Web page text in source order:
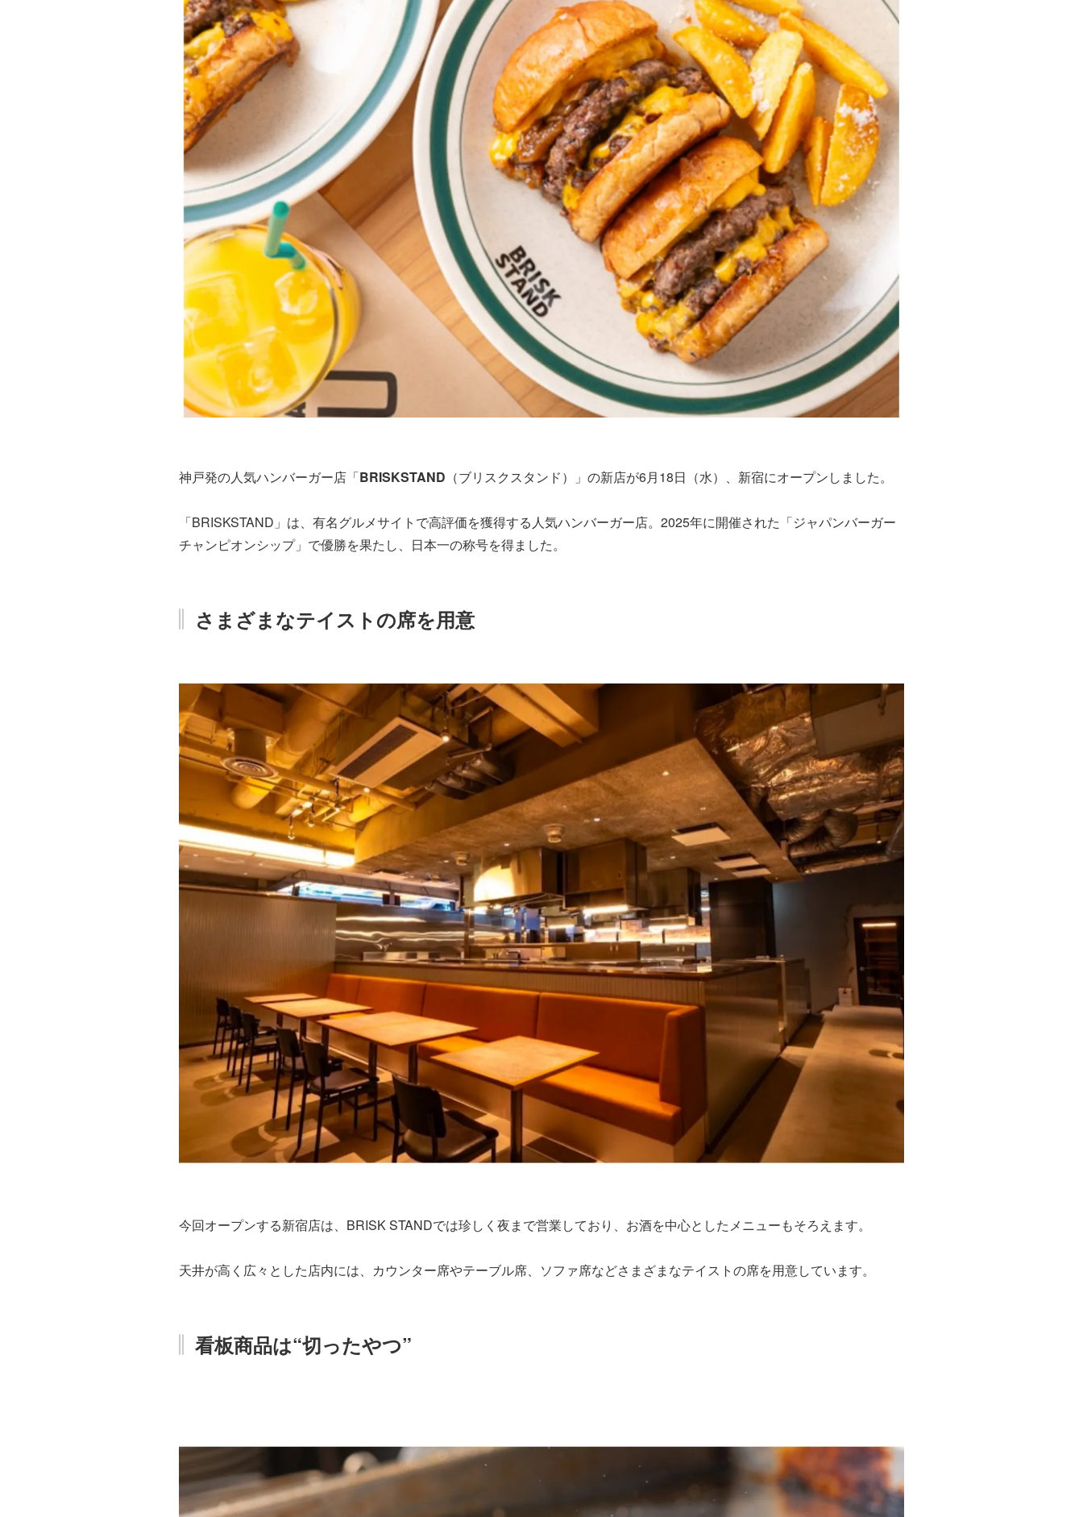
神戸発の人気ハンバーガー店「BRISKSTAND （ブリスクスタンド）」の新店が6月18日（水）、新宿にオープンしました。
「BRISKSTAND」は、有名グルメサイトで高評価を獲得する人気ハンバーガー店。2025年に開催された「ジャパンバーガー
チャンピオンシップ」で優勝を果たし、日本一の称号を得ました。
さまざまなテイストの席を用意
今回オープンする新宿店は、BRISK STANDでは珍しく夜まで営業しており、お酒を中心としたメニューもそろえます。
天井が高く広々とした店内には、カウンター席やテーブル席、ソファ席などさまざまなテイストの席を用意しています。
看板商品は“切ったやつ”